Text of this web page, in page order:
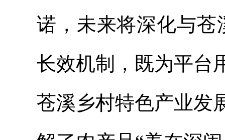
诺，未来将深化与苍
长效机制，既为平台
苍溪乡村特色产业发